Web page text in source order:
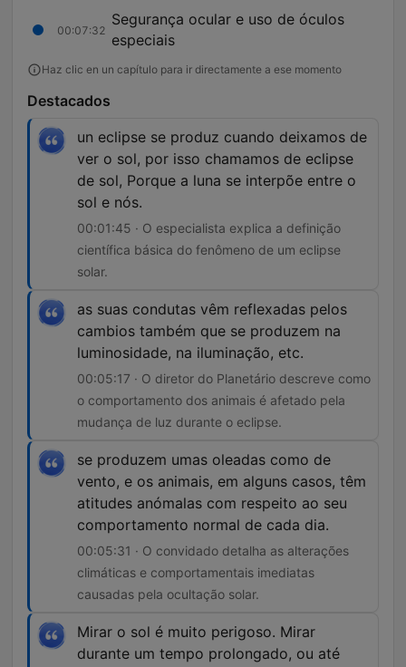
00:07:32
Segurança ocular e uso de óculos
especiais
Haz clic en un capítulo para ir directamente a ese momento
Destacados
un eclipse se produz cuando deixamos de
ver o sol, por isso chamamos de eclipse
de sol, Porque a luna se interpõe entre o
sol e nós.
00:01:45 · O especialista explica a definição
científica básica do fenômeno de um eclipse
solar.
as suas condutas vêm reflexadas pelos
cambios também que se produzem na
luminosidade, na iluminação, etc.
00:05:17 · O diretor do Planetário descreve como
o comportamento dos animais é afetado pela
mudança de luz durante o eclipse.
se produzem umas oleadas como de
vento, e os animais, em alguns casos, têm
atitudes anómalas com respeito ao seu
comportamento normal de cada dia.
00:05:31 · O convidado detalha as alterações
climáticas e comportamentais imediatas
causadas pela ocultação solar.
Mirar o sol é muito perigoso. Mirar
durante um tempo prolongado, ou até